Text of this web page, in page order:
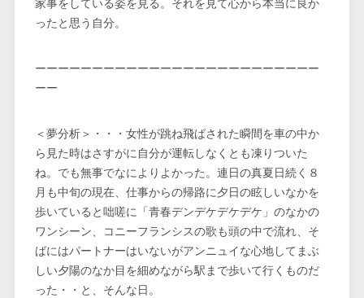
家事をしている姿を見る。それを見て心から本当に良か
ったと思う自分。
ーーーーーーーーーーーーーーーーーーーーーーーーー
ーー
＜夢分析＞・・・女性が跳ね飛ばされた瞬間を車の中か
ら見た時はさすがに自分が運転しなくとも凍りついた
ね。でも無事でなによりよかった。連日の真夏日続く８
月も中旬の現在、仕事からの帰路に夕日の眩しいなかを
歩いていると咄嗟に「青春デンデケデケデケ」のなかの
ワンシーン、コニーフランシスの歌も頭の中で流れ、そ
ばにはパートナーはいないがアンニュイな心地してまぶ
しい夕陽のなか目を細めながら駅まで歩いて行くものだ
った・・と、そんな日。